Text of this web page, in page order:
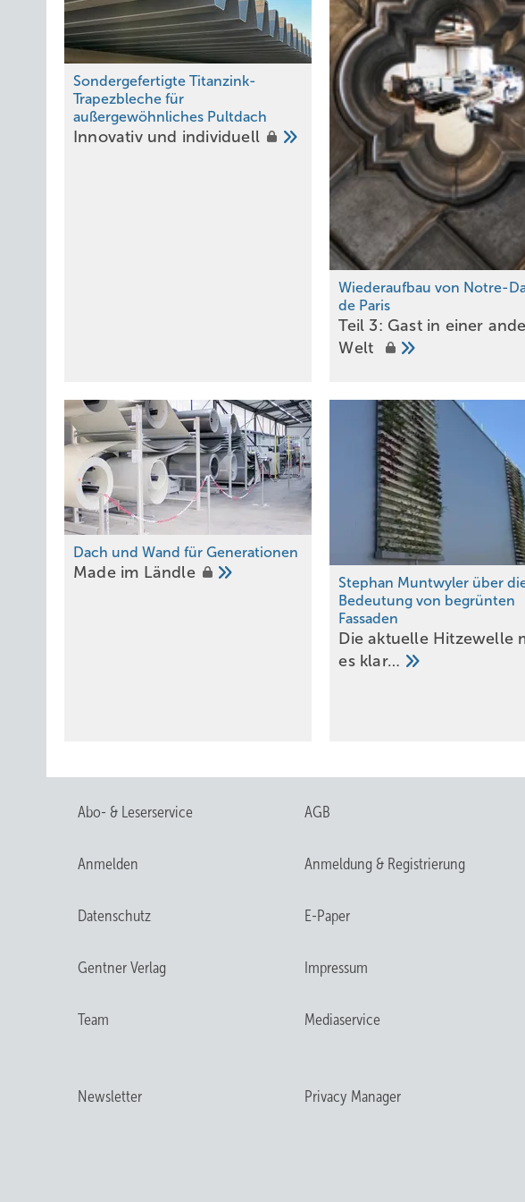
Bild: Martin Ott
Sondergefertigte Titanzink-
Trapezbleche für
außergewöhnliches Pultdach
Innovativ und in dividuell
Wiederaufbau von Notre-
de Paris
Teil 3: Gast in einer
Welt
Dach und Wand für Generationen
Made im Ländle
Stephan Muntwyler über
Bedeutung von begrünten
Fassaden
Die aktuelle Hitzewelle
es klar…
Abo- & Leserservice AGB
Anmelden Anmeldung & Registrierung
Datenschutz E-Paper
Gentner Verlag Impressum
Team Mediaservice
Newsletter Privacy Manager